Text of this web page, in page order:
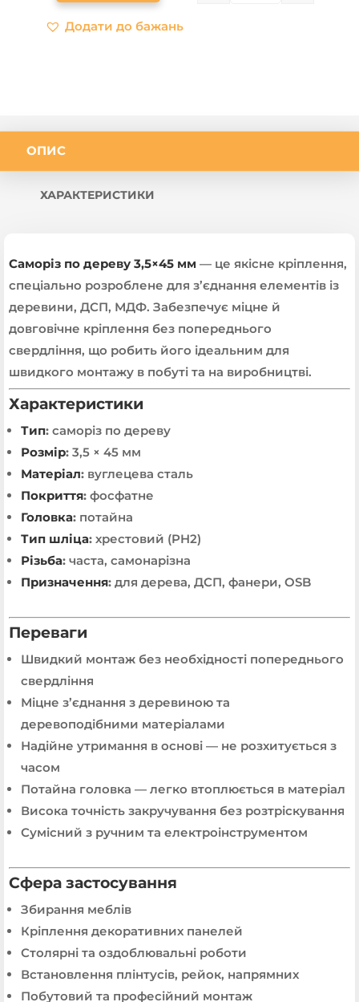
Додати до бажань
ОПИС
ХАРАКТЕРИСТИКИ
Саморіз по дереву 3,5×45 мм — це якісне кріплення,
спеціально розроблене для з’єднання елементів із
деревини, ДСП, МДФ. Забезпечує міцне й
довговічне кріплення без попереднього
свердління, що робить його ідеальним для
швидкого монтажу в побуті та на виробництві.
Характеристики
Тип: саморіз по дереву
Розмір: 3,5 × 45 мм
Матеріал: вуглецева сталь
Покриття: фосфатне
Головка: потайна
Тип шліца: хрестовий (PH2)
Різьба: часта, самонарізна
Призначення: для дерева, ДСП, фанери, OSB
Переваги
Швидкий монтаж без необхідності попереднього
свердління
Міцне з’єднання з деревиною та
деревоподібними матеріалами
Надійне утримання в основі — не розхитується з
часом
Потайна головка — легко втоплюється в матеріал
Висока точність закручування без розтріскування
Сумісний з ручним та електроінструментом
Сфера застосування
Збирання меблів
Кріплення декоративних панелей
Столярні та оздоблювальні роботи
Встановлення плінтусів, рейок, напрямних
Побутовий та професійний монтаж